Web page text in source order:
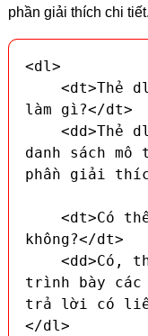
phần giải thích chi tiết.
<dl>
làm gì?</dt>
danh sách
phần giải
không?</dt>
trình bày các
trả lời có
</dl>